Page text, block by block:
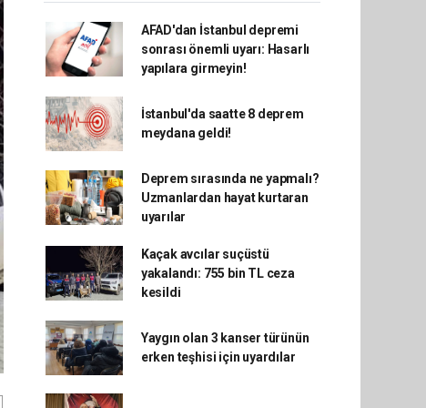
AFAD'dan İstanbul depremi
sonrası önemli uyarı: Hasarlı
yapılara girmeyin!
İstanbul'da saatte 8 deprem
meydana geldi!
Deprem sırasında ne yapmalı?
Uzmanlardan hayat kurtaran
uyarılar
Kaçak avcılar suçüstü
yakalandı: 755 bin TL ceza
kesildi
Yaygın olan 3 kanser türünün
erken teşhisi için uyardılar